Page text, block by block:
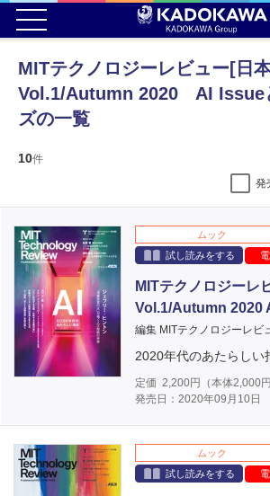
MITテクノロジーレビュー[日
Vol.1/Autumn 2020 AI Issue
ズの一覧
10件
発
ムック
試し読みをする
MITテクノロジーレ
Vol.1/Autumn 2020
編集 MITテクノロジーレビ
2020年代のあたらしい
定価 2,200円（本体2,000
発売日：2020年09月10日
ムック
試し読みをする